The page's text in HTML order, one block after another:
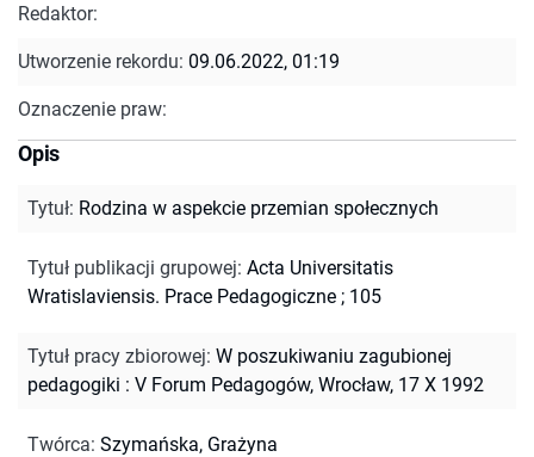
Redaktor:
Utworzenie rekordu: 09.06.2022, 01:19
Oznaczenie praw:
Opis
Tytuł: Rodzina w aspekcie przemian społecznych
Tytuł publikacji grupowej: Acta Universitatis
Wratislaviensis. Prace Pedagogiczne ; 105
Tytuł pracy zbiorowej: W poszukiwaniu zagubionej
pedagogiki : V Forum Pedagogów, Wrocław, 17 X 1992
Twórca: Szymańska, Grażyna